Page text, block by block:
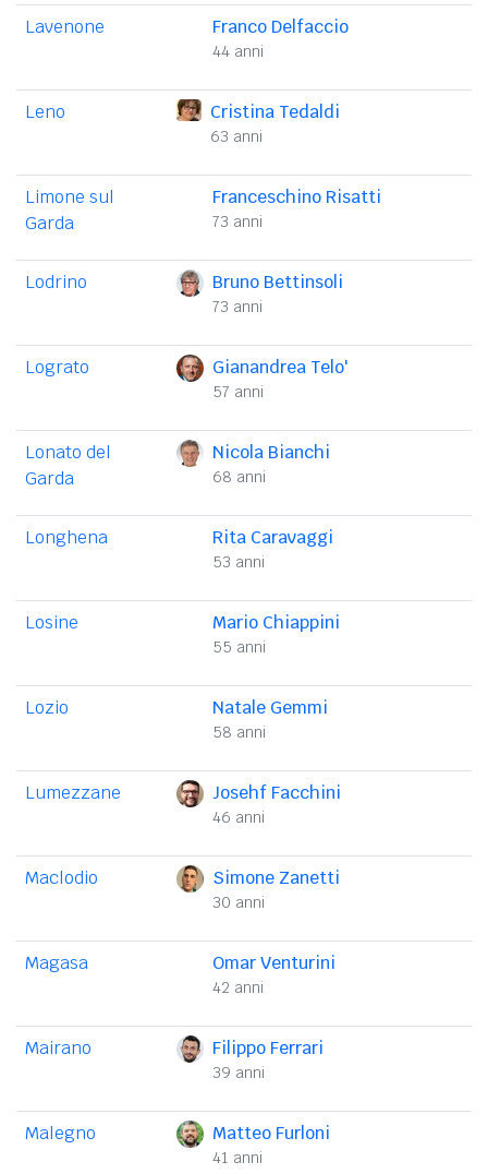
Lavenone Franco Delfaccio
44 anni
Leno Cristina Tedaldi
63 anni
Limone sul
Garda
Franceschino Risatti
73 anni
Lodrino Bruno Bettinsoli
73 anni
Lograto Gianandrea Telo'
57 anni
Lonato del
Garda
Nicola Bianchi
68 anni
Longhena Rita Caravaggi
53 anni
Losine Mario Chiappini
55 anni
Lozio Natale Gemmi
58 anni
Lumezzane Josehf Facchini
46 anni
Maclodio Simone Zanetti
30 anni
Magasa Omar Venturini
42 anni
Mairano Filippo Ferrari
39 anni
Malegno Matteo Furloni
41 anni